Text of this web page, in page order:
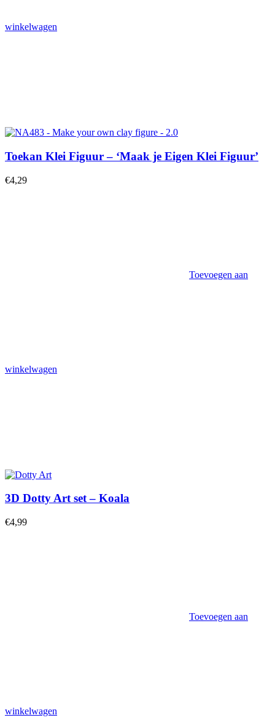
winkelwagen
Toekan Klei Figuur – ‘Maak je Eigen Klei Figuur’
€4,29
Toevoegen aan
winkelwagen
3D Dotty Art set – Koala
€4,99
Toevoegen aan
winkelwagen